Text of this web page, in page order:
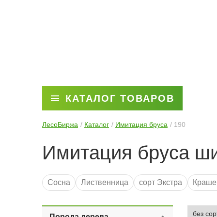
КАТАЛОГ ТОВАРОВ
ЛесоБиржа Каталог Имитация бруса 190
Имитация бруса
Сосна Лиственница сорт Экстра
длина 3 метра